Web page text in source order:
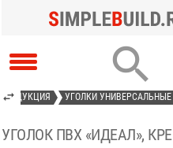

ПРОДУКЦИЯ УГОЛКИ УНИВЕРСАЛЬНЫЕ
УГОЛОК ПВХ «ИДЕАЛ»,